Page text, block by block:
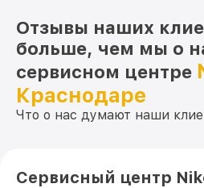
Отзывы наших
больше, чем мы о
сервисном центре
Краснодаре
Что о нас думают наши
Сервисный центр